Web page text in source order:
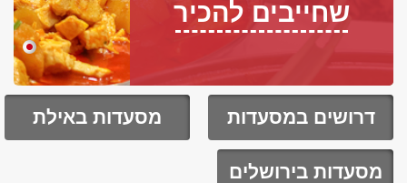
שחייבים להכיר
דרושים במסעדות מסעדות באילת
מסעדות בירושלים